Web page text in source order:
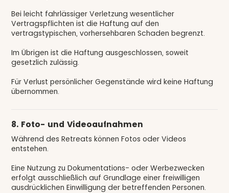
Bei leicht fahrlässiger Verletzung wesentlicher
Vertragspflichten ist die Haftung auf den
vertragstypischen, vorhersehbaren Schaden begrenzt.
Im Übrigen ist die Haftung ausgeschlossen, soweit
gesetzlich zulässig.
Für Verlust persönlicher Gegenstände wird keine Haftung
übernommen.
8. Foto- und Videoaufnahmen
Während des Retreats können Fotos oder Videos
entstehen.
Eine Nutzung zu Dokumentations- oder Werbezwecken
erfolgt ausschließlich auf Grundlage einer freiwilligen
ausdrücklichen Einwilligung der betreffenden Personen.